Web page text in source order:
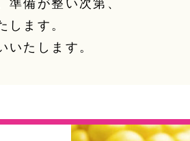
準備が整い次第、
します。
いたします。